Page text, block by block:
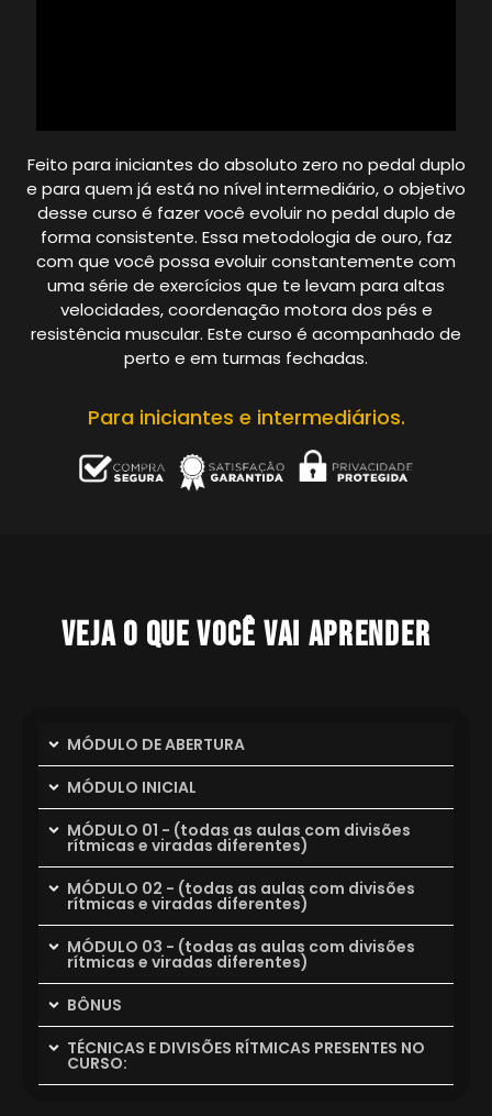
Feito para iniciantes do absoluto zero no pedal duplo
e para quem já está no nível intermediário, o objetivo
desse curso é fazer você evoluir no pedal duplo de
forma consistente. Essa metodologia de ouro, faz
com que você possa evoluir constantemente com
uma série de exercícios que te levam para altas
velocidades, coordenação motora dos pés e
resistência muscular. Este curso é acompanhado de
perto e em turmas fechadas.
Para iniciantes e intermediários.
VEJA O QUE VOCÊ VAI APRENDER
MÓDULO DE ABERTURA
MÓDULO INICIAL
MÓDULO 01 - (todas as aulas com divisões
rítmicas e viradas diferentes)
MÓDULO 02 - (todas as aulas com divisões
rítmicas e viradas diferentes)
MÓDULO 03 - (todas as aulas com divisões
rítmicas e viradas diferentes)
BÔNUS
TÉCNICAS E DIVISÕES RÍTMICAS PRESENTES NO
CURSO: